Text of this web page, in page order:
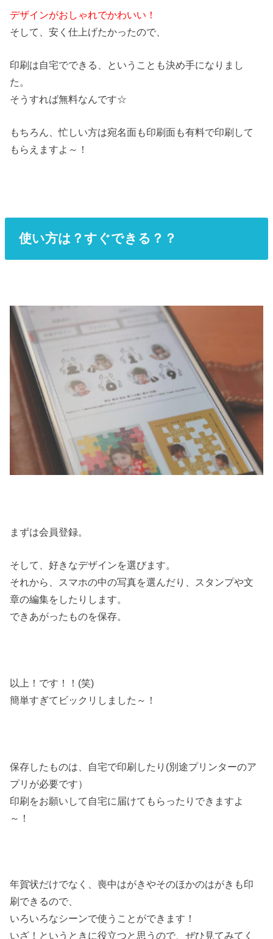
デザインがおしゃれでかわいい！
そして、安く仕上げたかったので、
印刷は自宅でできる、ということも決め手になりまし
た。
そうすれば無料なんです☆
もちろん、忙しい方は宛名面も印刷面も有料で印刷して
もらえますよ～！
使い方は？すぐできる？？
まずは会員登録。
そして、好きなデザインを選びます。
それから、スマホの中の写真を選んだり、スタンプや文
章の編集をしたりします。
できあがったものを保存。
以上！です！！(笑)
簡単すぎてビックリしました～！
保存したものは、自宅で印刷したり(別途プリンターのア
プリが必要です）
印刷をお願いして自宅に届けてもらったりできますよ
～！
年賀状だけでなく、喪中はがきやそのほかのはがきも印
刷できるので、
いろいろなシーンで使うことができます！
いざ！というときに役立つと思うので、ぜひ見てみてく